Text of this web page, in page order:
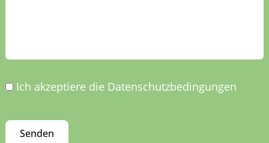
Ich akzeptiere die Datenschutzbedingungen